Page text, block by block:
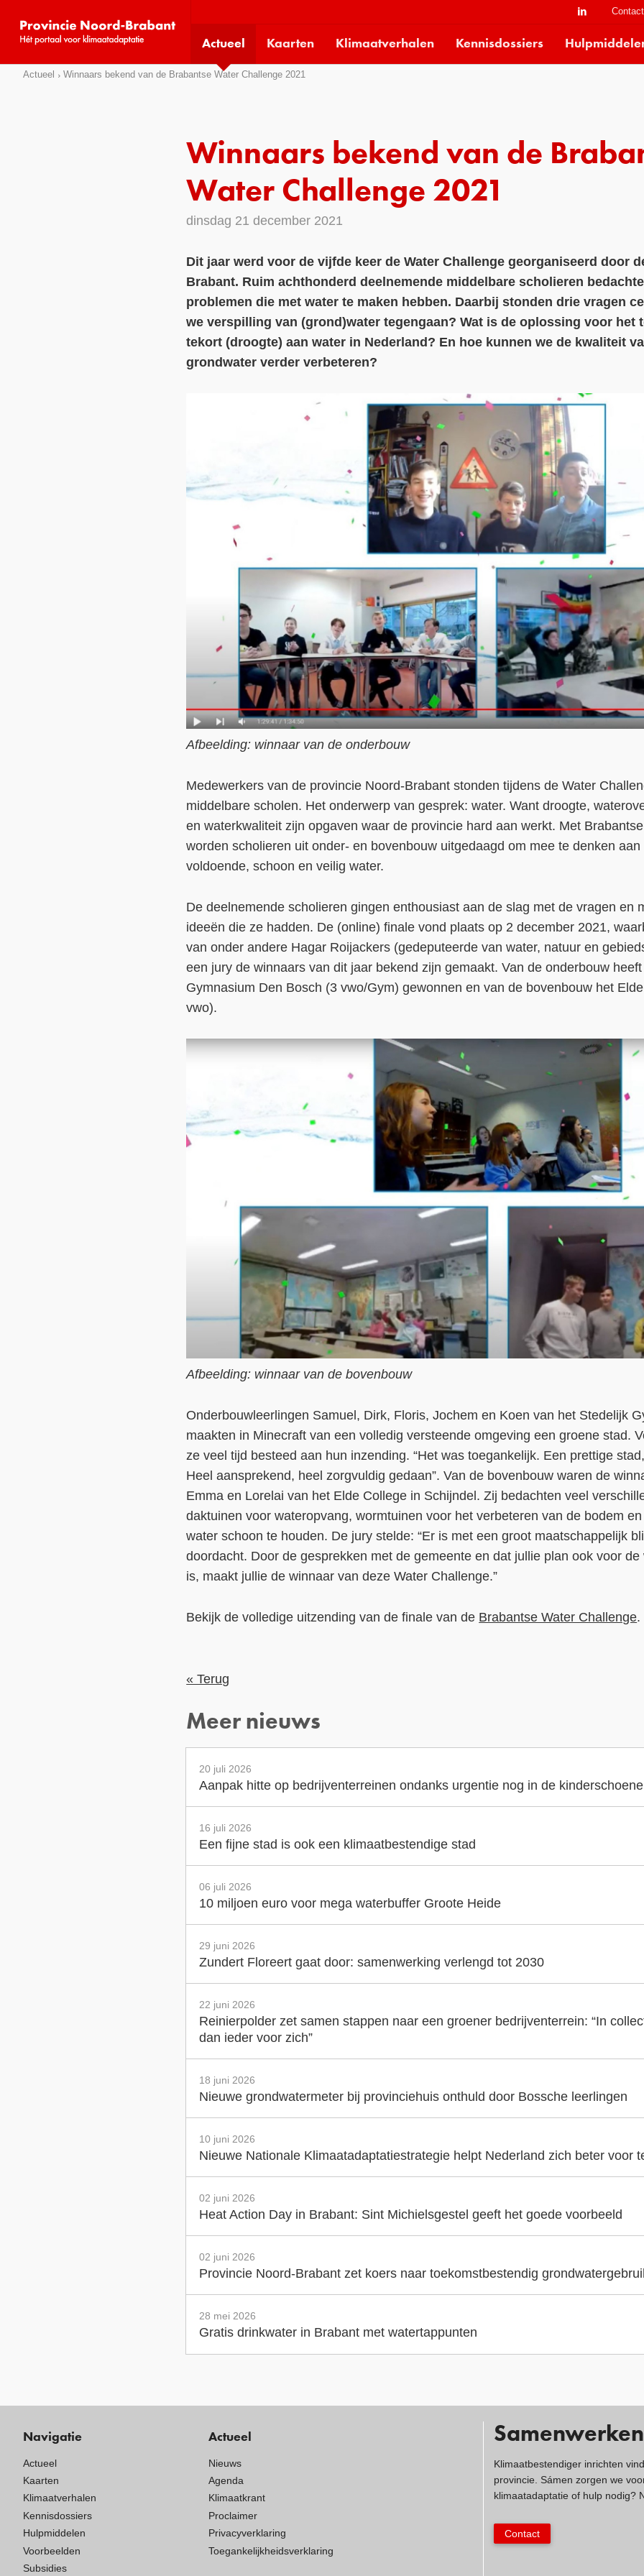
social
media
pages:
Contact
Actueel Kaarten Klimaatverhalen Kennisdossiers
Actueel Winnaars bekend van de Brabantse Water Challenge 2021
Winnaars bekend van de
Water Challenge 2021
dinsdag 21 december 2021
Dit jaar werd voor de vijfde keer de Water Challenge georganiseerd door
Brabant. Ruim achthonderd deelnemende middelbare scholieren
problemen die met water te maken hebben. Daarbij stonden drie vragen
we verspilling van (grond)water tegengaan? Wat is de oplossing voor het
tekort (droogte) aan water in Nederland? En hoe kunnen we de kwaliteit
grondwater verder verbeteren?
Afbeelding: winnaar van de onderbouw
Medewerkers van de provincie Noord-Brabant stonden tijdens de Water
middelbare scholen. Het onderwerp van gesprek: water. Want droogte,
en waterkwaliteit zijn opgaven waar de provincie hard aan werkt. Met
worden scholieren uit onder- en bovenbouw uitgedaagd om mee te denken
voldoende, schoon en veilig water.
De deelnemende scholieren gingen enthousiast aan de slag met de vragen en
ideeën die ze hadden. De (online) finale vond plaats op 2 december 2021,
van onder andere Hagar Roijackers (gedeputeerde van water, natuur en
een jury de winnaars van dit jaar bekend zijn gemaakt. Van de onderbouw
Gymnasium Den Bosch (3 vwo/Gym) gewonnen en van de bovenbouw het
vwo).
Afbeelding: winnaar van de bovenbouw
Onderbouwleerlingen Samuel, Dirk, Floris, Jochem en Koen van het Stedelijk
maakten in Minecraft van een volledig versteende omgeving een groene stad.
ze veel tijd besteed aan hun inzending. “Het was toegankelijk. Een prettige
Heel aansprekend, heel zorgvuldig gedaan”. Van de bovenbouw waren de
Emma en Lorelai van het Elde College in Schijndel. Zij bedachten veel
daktuinen voor wateropvang, wormtuinen voor het verbeteren van de bodem
water schoon te houden. De jury stelde: “Er is met een groot maatschappelijk
doordacht. Door de gesprekken met de gemeente en dat jullie plan ook voor
is, maakt jullie de winnaar van deze Water Challenge.”
Bekijk de volledige uitzending van de finale van de Brabantse Water Challenge.
« Terug
Meer nieuws
20 juli 2026
Aanpak hitte op bedrijventerreinen ondanks urgentie nog in de
16 juli 2026
Een fijne stad is ook een klimaatbestendige stad
06 juli 2026
10 miljoen euro voor mega waterbuffer Groote Heide
29 juni 2026
Zundert Floreert gaat door: samenwerking verlengd tot 2030
22 juni 2026
Reinierpolder zet samen stappen naar een groener bedrijventerrein: “In
dan ieder voor zich”
18 juni 2026
Nieuwe grondwatermeter bij provinciehuis onthuld door Bossche leerlingen
10 juni 2026
Nieuwe Nationale Klimaatadaptatiestrategie helpt Nederland zich beter voor
02 juni 2026
Heat Action Day in Brabant: Sint Michielsgestel geeft het goede voorbeeld
02 juni 2026
Provincie Noord-Brabant zet koers naar toekomstbestendig
28 mei 2026
Gratis drinkwater in Brabant met watertappunten
Navigatie
Actueel
Kaarten
Klimaatverhalen
Kennisdossiers
Hulpmiddelen
Voorbeelden
Subsidies
Actueel
Nieuws
Agenda
Klimaatkrant
Proclaimer
Privacyverklaring
Toegankelijkheidsverklaring
Samenwerken
Klimaatbestendiger inrichten
provincie. Sámen zorgen we
klimaatadaptatie of hulp nodig?
Contact